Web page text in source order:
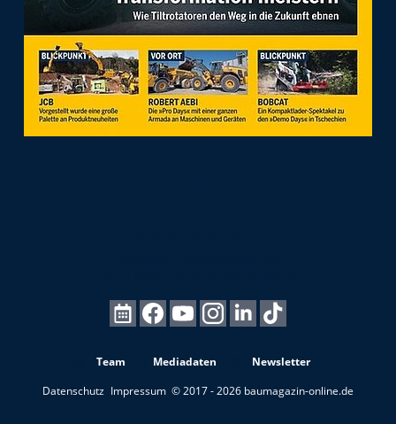
Team Mediadaten
Newsletter
Datenschutz Impressum © 2017 - 2026 baumagazin-online.de